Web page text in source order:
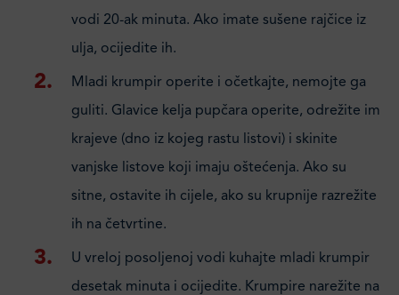
vodi 20-ak minuta. Ako imate sušene rajčice iz
ulja, ocijedite ih.
Mladi krumpir operite i očetkajte, nemojte ga
guliti. Glavice kelja pupčara operite, odrežite im
krajeve (dno iz kojeg rastu listovi) i skinite
vanjske listove koji imaju oštećenja. Ako su
sitne, ostavite ih cijele, ako su krupnije razrežite
ih na četvrtine.
U vreloj posoljenoj vodi kuhajte mladi krumpir
desetak minuta i ocijedite. Krumpire narežite na